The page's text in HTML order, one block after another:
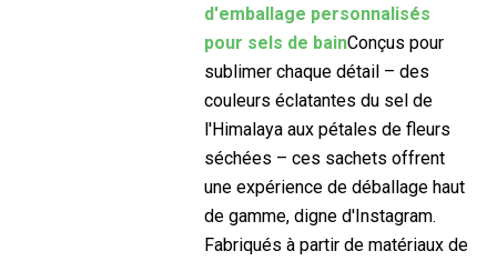
d'emballage personnalisés
pour sels de bainConçus pour
sublimer chaque détail – des
couleurs éclatantes du sel de
l'Himalaya aux pétales de fleurs
séchées – ces sachets offrent
une expérience de déballage haut
de gamme, digne d'Instagram.
Fabriqués à partir de matériaux de